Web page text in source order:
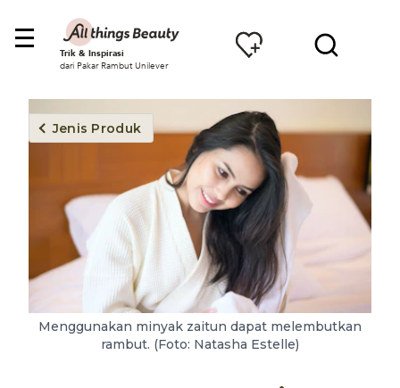
Trik & Inspirasi
dari Pakar Rambut Unilever
Jenis Produk
Menggunakan minyak zaitun dapat melembutkan
rambut. (Foto: Natasha Estelle)